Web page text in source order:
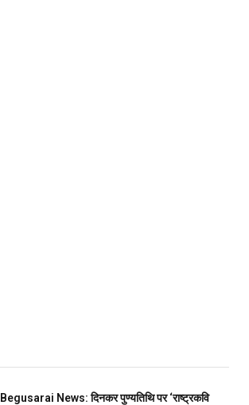
Begusarai News: दिनकर पुण्यतिथि पर ‘राष्ट्रकवि